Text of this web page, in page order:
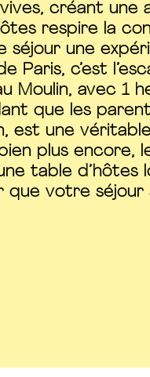
créant une
respire la
une
Paris, c’est
Moulin, avec
que les
est une
plus encore,
table d’hôtes
que votre